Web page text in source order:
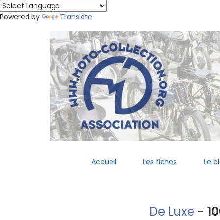
Powered by Translate
Accueil Les fiches Le
De Luxe -